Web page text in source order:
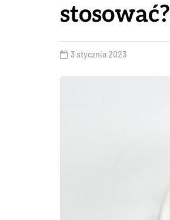
stosować?
3 stycznia 2023